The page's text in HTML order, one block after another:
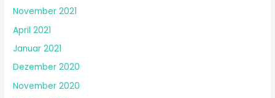
November 2021
April 2021
Januar 2021
Dezember 2020
November 2020